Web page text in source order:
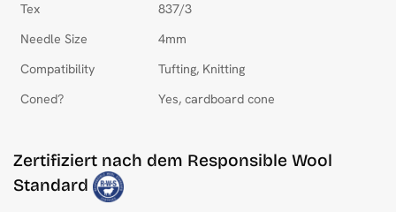
Tex
837/3
Needle Size
4mm
Compatibility
Tufting, Knitting
Coned?
Yes, cardboard cone
Zertifiziert nach dem Responsible Wool
Standard